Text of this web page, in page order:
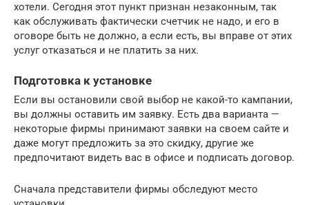
хотели. Сегодня этот пункт признан незаконным, так
как обслуживать фактически счетчик не надо, и его в
оговоре быть не должно, а если есть, вы вправе от этих
услуг отказаться и не платить за них.
Подготовка к установке
Если вы остановили свой выбор не какой-то кампании,
вы должны оставить им заявку. Есть два варианта —
некоторые фирмы принимают заявки на своем сайте и
даже могут предложить за это скидку, другие же
предпочитают видеть вас в офисе и подписать договор.
Сначала представители фирмы обследуют место